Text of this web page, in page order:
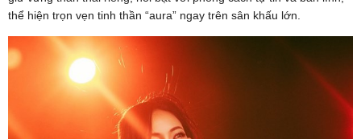
thể hiện trọn vẹn tinh thần “aura” ngay trên sân khấu lớn.